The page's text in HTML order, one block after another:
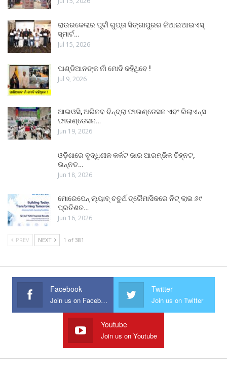
ରାଉରକେଲାର ପୂର୍ବୀ ଗୁପ୍ତା ସିଙ୍ଗାପୁରର ଜିଆଇଆଇଏସ୍
ସ୍ମାର୍ଟ…
Jul 15, 2026
ପାଣ୍ଡିଆନଙ୍କ ନାଁ ମୋଦି କହିଥିବେ !
Jul 9, 2026
ଆଇଓସି, ଅଭିନବ ବିନ୍ଦ୍ରା ଫାଉଣ୍ଡେସନ ଏବଂ ରିଲାଏନ୍ସ
ଫାଉଣ୍ଡେସନ…
Jun 19, 2026
ଓଡ଼ିଶାରେ ବୃଦ୍ଧିଶୀଳ କର୍କଟ ଭାର ଆରମ୍ଭିକ ଚିହ୍ନଟ,
ଉନ୍ନତ…
Jun 18, 2026
ମୋରେପେନ୍ ଲ୍ୟାବ୍ ଚତୁର୍ଥ ତ୍ରୈମାସିକରେ ନିଟ୍ ଲାଭ ୬୯
ପ୍ରତିଶତ…
Jun 16, 2026
PREV NEXT 1 of 381
Facebook
Join us on Facebook
Twitter
Join us on Twitter
Youtube
Join us on Youtube